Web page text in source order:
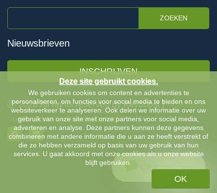
ZOEKEN
Nieuwsbrieven
INSCHRIJVEN
Ⓒ 2026 All rights reserved by Keyboost |Algemene
Voorwaarden-Privacybeleid
Chat met ons
Deze site gebruikt cookies.
We gebruiken cookies om content en advertenties te
personaliseren, om functies voor social media te bieden en ons
websiteverkeer te analyseren. Ook delen we informatie over uw
gebruik van onze site met onze partners voor social media,
adverteren en analyse. Deze partners kunnen deze gegevens
combineren met andere informatie die u aan ze heeft verstrekt of
die ze hebben verzameld op basis van uw gebruik van hun
services. U gaat akkoord met onze cookies als u onze website
blijft gebruiken.
OK